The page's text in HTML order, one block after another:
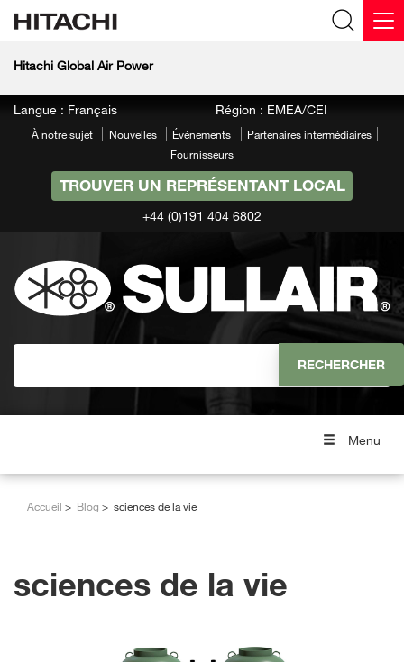
Hitachi Global Air Power
Langue : Français Région : EMEA/CEI
À notre sujet Nouvelles Événements
Partenaires intermédiaires
Fournisseurs
TROUVER UN REPRÉSENTANT LOCAL
+44 (0)191 404 6802
Menu
Accueil Blog sciences de la vie
sciences de la vie